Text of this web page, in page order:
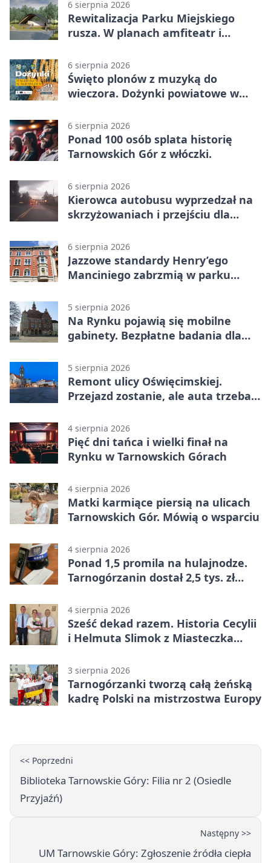
6 sierpnia 2026
Rewitalizacja Parku Miejskiego
rusza. W planach amfiteatr i
6 sierpnia 2026
Święto plonów z muzyką do
wieczora. Dożynki powiatowe w
6 sierpnia 2026
Ponad 100 osób splata historię
Tarnowskich Gór z włóczki.
6 sierpnia 2026
Kierowca autobusu wyprzedzał na
skrzyżowaniach i przejściu dla
6 sierpnia 2026
Jazzowe standardy Henry’ego
Manciniego zabrzmią w parku
5 sierpnia 2026
Na Rynku pojawią się mobilne
gabinety. Bezpłatne badania dla
5 sierpnia 2026
Remont ulicy Oświęcimskiej.
Przejazd zostanie, ale auta trzeba
4 sierpnia 2026
Pięć dni tańca i wielki finał na
Rynku w Tarnowskich Górach
4 sierpnia 2026
Matki karmiące piersią na ulicach
Tarnowskich Gór. Mówią o wsparciu
4 sierpnia 2026
Ponad 1,5 promila na hulajnodze.
Tarnogórzanin dostał 2,5 tys. zł
4 sierpnia 2026
Sześć dekad razem. Historia Cecylii
i Helmuta Slimok z Miasteczka
3 sierpnia 2026
Tarnogórzanki tworzą całą żeńską
kadrę Polski na mistrzostwa Europy
<< Poprzedni
Biblioteka Tarnowskie Góry: Filia nr 2 (Osiedle
Przyjaźń)
Następny >>
UM Tarnowskie Góry: Zgłoszenie źródła ciepła